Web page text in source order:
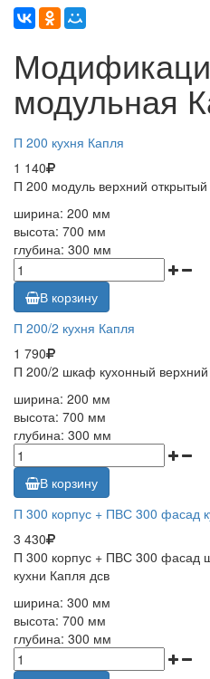
модульная
П 200 кухня Капля
1 140
П 200 модуль верхний
ширина: 200 мм
высота: 700 мм
глубина: 300 мм
В корзину
П 200/2 кухня Капля
1 790
П 200/2 шкаф кухонный верхний
ширина: 200 мм
высота: 700 мм
глубина: 300 мм
В корзину
П 300 корпус + ПВС 300 фасад
3 430
П 300 корпус + ПВС 300 фасад
кухни Капля дсв
ширина: 300 мм
высота: 700 мм
глубина: 300 мм